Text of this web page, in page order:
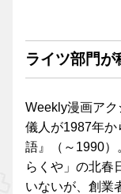
ライツ部門が
Weekly漫画ア
儀人が1987年か
語』（～1990
らくや」の北春
いないが、創業